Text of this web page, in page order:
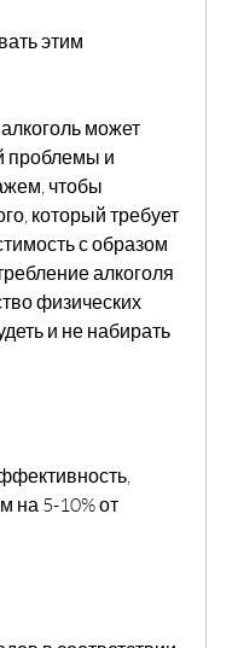
этим
может
проблемы и
чтобы
который требует
с образом
алкоголя
физических
и не набирать
на 5-10% от